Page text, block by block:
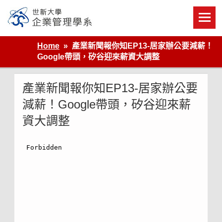
content
世新大學企業管理學系
Home
產業新聞報你知EP13-居家辦公要減薪！
Google帶頭，矽谷迎來薪資大調整
產業新聞報你知EP13-居家辦公要
減薪！Google帶頭，矽谷迎來薪
資大調整